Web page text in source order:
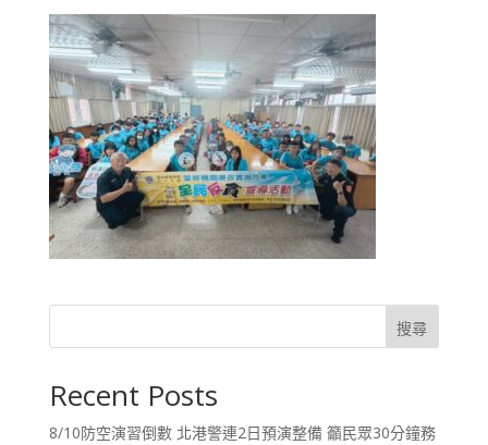
搜尋
Recent Posts
8/10防空演習倒數 北港警連2日預演整備 籲民眾30分鐘務